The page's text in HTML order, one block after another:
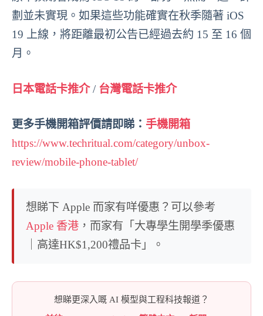
劃並未實現。如果這些功能確實在秋季隨著 iOS
19 上線，將距離最初公告已經過去約 15 至 16 個
月。
日本電話卡推介/ 台灣電話卡推介
更多手機開箱評價請即睇： 手機開箱
https://www.techritual.com/category/unbox-
review/mobile-phone-tablet/
想睇下 Apple 而家有咩優惠？可以參考
Apple 香港 ，而家有「大專學生開學季優惠
｜高達HK$1,200禮品卡」。
想睇更深入嘅 AI 模型與工程科技報道？